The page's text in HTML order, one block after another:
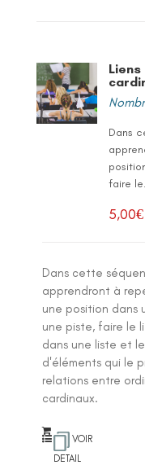
Dans
faire
5,00€
Dans cette
apprendront à
une position dans
une piste, faire le
dans une liste et
d'éléments qui le
relations entre
cardinaux.
VOIR
DETAIL